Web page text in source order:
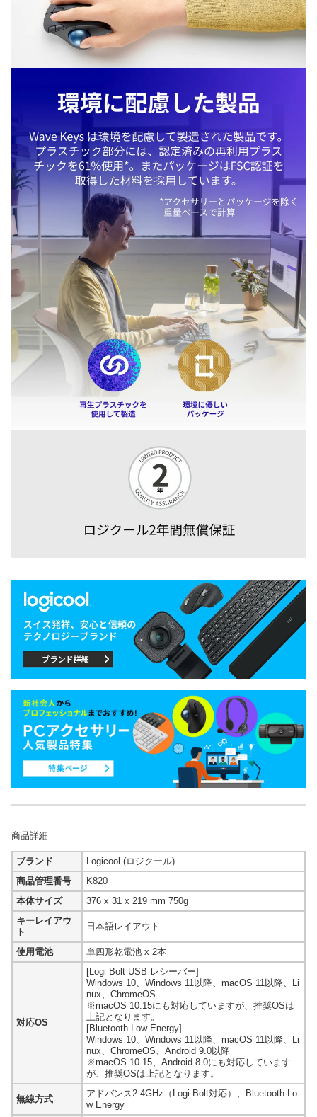
商品詳細
ブランド
Logicool (ロジクール)
商品管理番号
K820
本体サイズ
376 x 31 x 219 mm 750g
キーレイアウ
ト
日本語レイアウト
使用電池 単四形乾電池 x 2本
対応OS
[Logi Bolt USB レシーバー]
Windows 10、Windows 11以降、macOS 11以降、Li
nux、ChromeOS
※macOS 10.15にも対応していますが、推奨OSは
上記となります。
[Bluetooth Low Energy]
Windows 10、Windows 11以降、macOS 11以降、Li
nux、ChromeOS、Android 9.0以降
※macOS 10.15、Android 8.0にも対応しています
が、推奨OSは上記となります。
無線方式
アドバンス2.4GHz（Logi Bolt対応）、Bluetooth Lo
w Energy